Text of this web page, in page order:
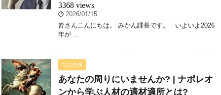
3368 views
2026/01/15
皆さんこんにちは。 みかん課長です。 いよいよ2026
年が ...
つぶやき
あなたの周りにいませんか? | ナポレオ
ンから学ぶ人材の適材適所とは?